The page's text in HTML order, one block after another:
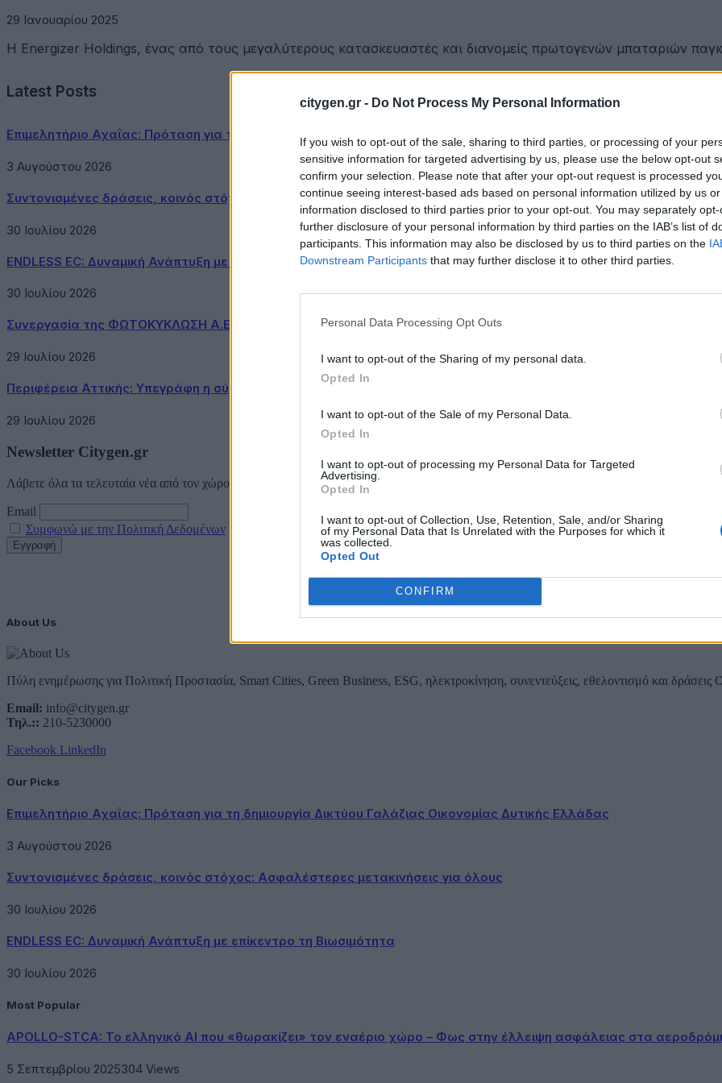
citygen.gr - Do Not Process My Personal Information
If you wish to opt-out of the sale, sharing to third parties, or processing of your
sensitive information for targeted advertising by us, please use the below opt-out
confirm your selection. Please note that after your opt-out request is processed
continue seeing interest-based ads based on personal information utilized by us
information disclosed to third parties prior to your opt-out. You may separately
further disclosure of your personal information by third parties on the IAB’s list of
participants. This information may also be disclosed by us to third parties on the
Downstream Participants that may further disclose it to other third parties.
Personal Data Processing Opt Outs
I want to opt-out of the Sharing of my personal data.
Opted In
I want to opt-out of the Sale of my Personal Data.
Opted In
I want to opt-out of processing my Personal Data for Targeted
Advertising.
Opted In
I want to opt-out of Collection, Use, Retention, Sale, and/or Sharing
of my Personal Data that Is Unrelated with the Purposes for which it
was collected.
Opted Out
CONFIRM
29 Ιανουαρίου 2025
Η Energizer Holdings, ένας από τους μεγαλύτερους κατασκευαστές και διανομείς πρωτογενών μπαταριών
Latest Posts
Επιμελητήριο Αχαΐας: Πρόταση για τη δημιουργία Δικτύου Γαλάζιας Οικονομίας Δυτικής Ελλάδας
3 Αυγούστου 2026
Συντονισμένες δράσεις, κοινός στόχος: Ασφαλέστερες μετακινήσεις για όλους
30 Ιουλίου 2026
ENDLESS EC: Δυναμική Ανάπτυξη με επίκεντρο τη Βιωσιμότητα
30 Ιουλίου 2026
Συνεργασία της ΦΩΤΟΚΥΚΛΩΣΗ Α.Ε. με τον Δήμο Μεγαρέων
29 Ιουλίου 2026
Περιφέρεια Αττικής: Υπεγράφη η σύμβαση κατασκευής του εσωτερικού δικτύου αποχέτευσης Παιανίας
29 Ιουλίου 2026
Newsletter Citygen.gr
Λάβετε όλα τα τελευταία νέα από τον χώρο της Πολιτικής Προστασίας, του ESG, του Green Business και των ΟΤΑ
Email
Συμφωνώ με την Πολιτική Δεδομένων
About Us
Πύλη ενημέρωσης για Πολιτική Προστασία, Smart Cities, Green Business, ESG, ηλεκτροκίνηση, συνεντεύξεις, εθελοντισμό και
Email: info@citygen.gr
Τηλ.:: 210-5230000
Facebook LinkedIn
Our Picks
Επιμελητήριο Αχαΐας: Πρόταση για τη δημιουργία Δικτύου Γαλάζιας Οικονομίας Δυτικής Ελλάδας
3 Αυγούστου 2026
Συντονισμένες δράσεις, κοινός στόχος: Ασφαλέστερες μετακινήσεις για όλους
30 Ιουλίου 2026
ENDLESS EC: Δυναμική Ανάπτυξη με επίκεντρο τη Βιωσιμότητα
30 Ιουλίου 2026
Most Popular
APOLLO-STCA: Το ελληνικό AI που «θωρακίζει» τον εναέριο χώρο – Φως στην έλλειψη ασφάλειας στα
5 Σεπτεμβρίου 2025304 Views